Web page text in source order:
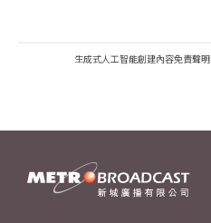
生成式人工智能創建內容免責聲明